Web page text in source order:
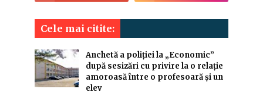
Cele mai citite:
Anchetă a poliției la „Economic”
după sesizări cu privire la o relație
amoroasă între o profesoară și un
elev